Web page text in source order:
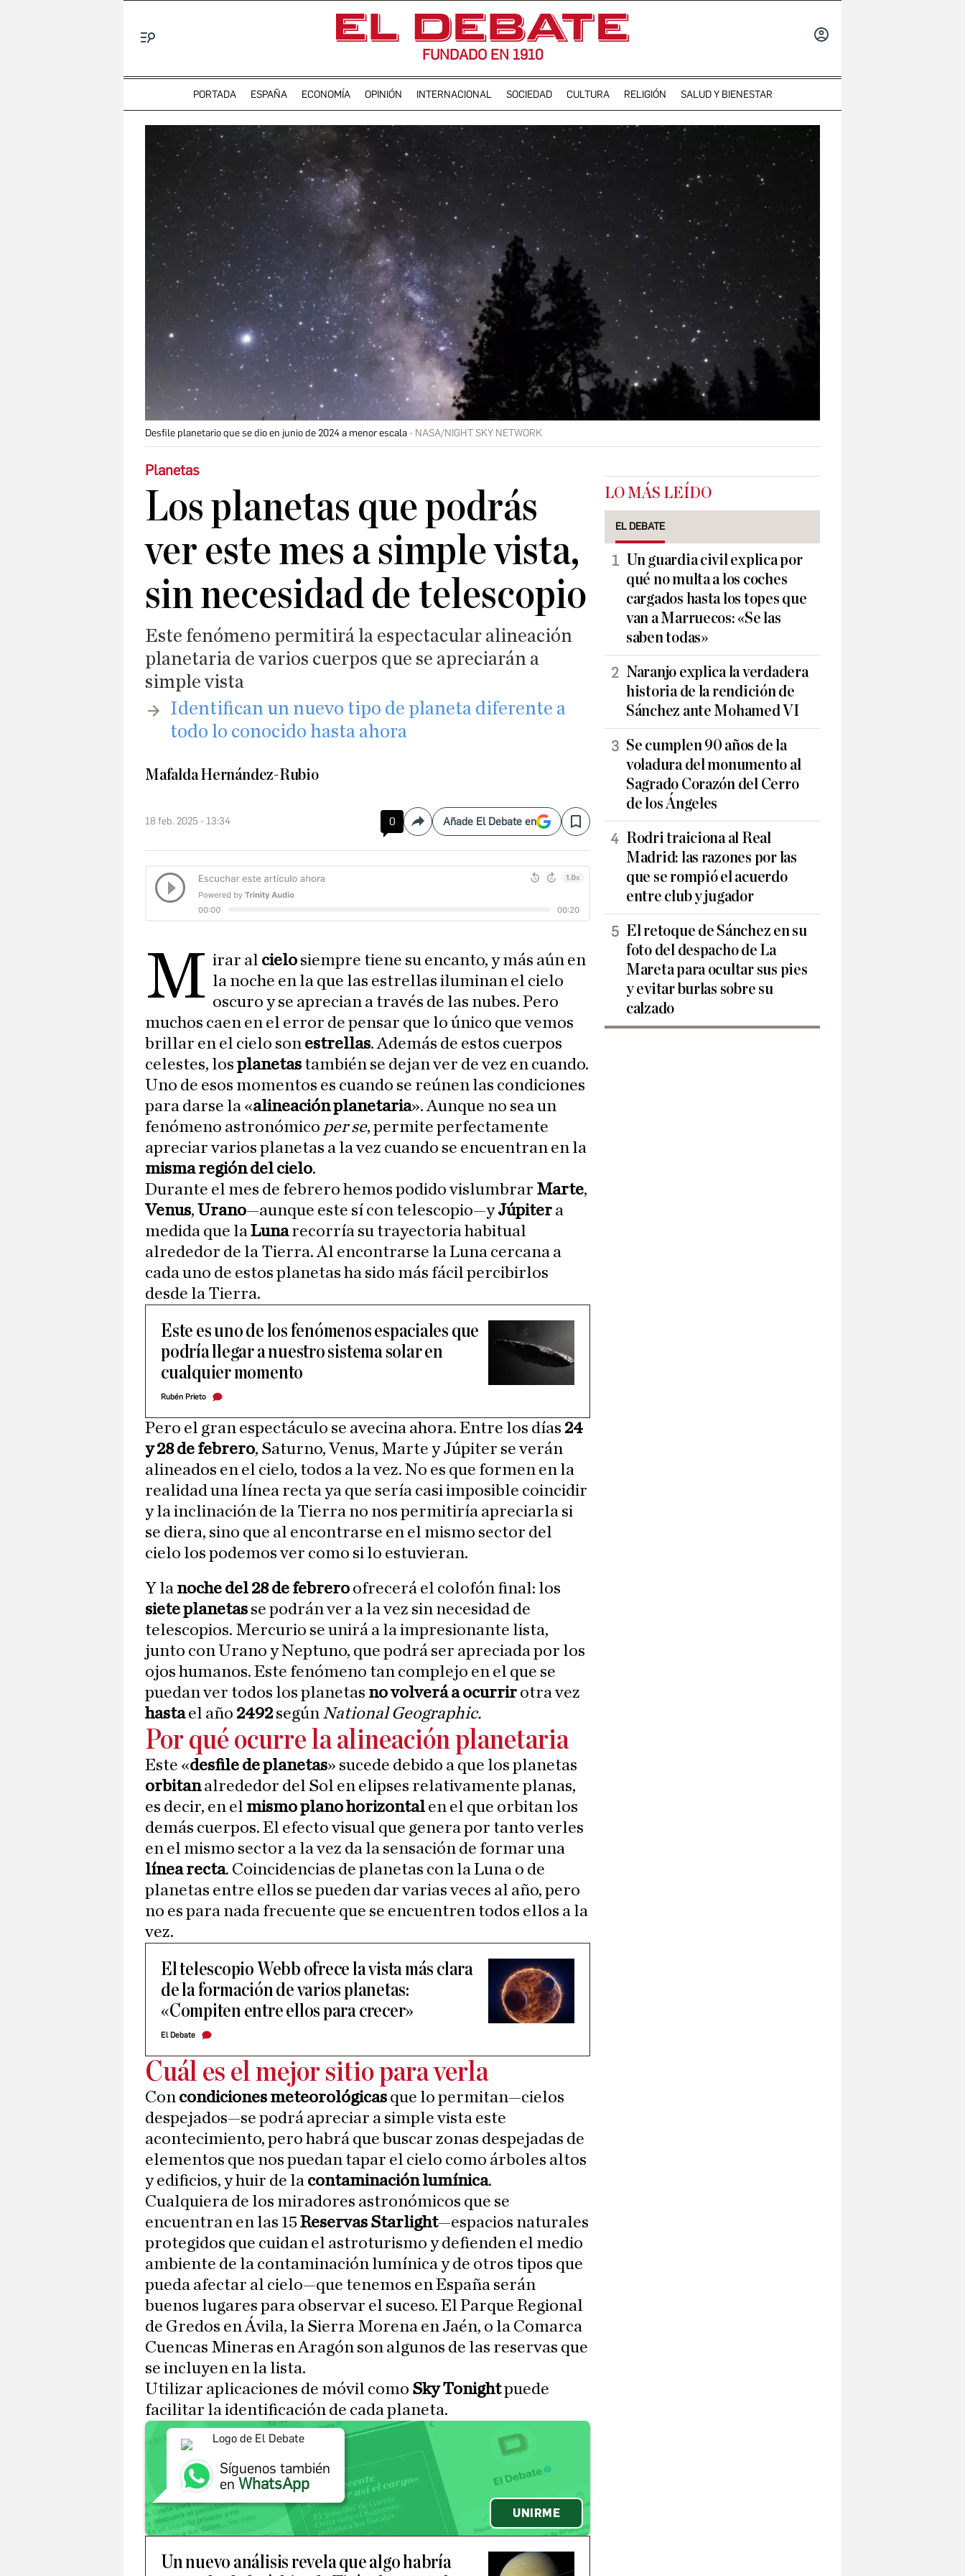
FUNDADO EN 1910
PORTADA ESPAÑA ECONOMÍA OPINIÓN INTERNACIONAL SOCIEDAD CULTURA RELIGIÓN SALUD Y BIENESTAR
Desfile planetario que se dio en junio de 2024 a menor escala NASA/NIGHT SKY NETWORK
Planetas
Los planetas que podrás
ver este mes a simple vista,
sin necesidad de telescopio
Este fenómeno permitirá la espectacular alineación
planetaria de varios cuerpos que se apreciarán a
simple vista
Identifican un nuevo tipo de planeta diferente a
todo lo conocido hasta ahora
Mafalda Hernández-Rubio
18 feb. 2025 - 13:34 0 CompartirAñade El Debate en Save
M irar al cielo siempre tiene su encanto, y más aún en
la noche en la que las estrellas iluminan el cielo
oscuro y se aprecian a través de las nubes. Pero
muchos caen en el error de pensar que lo único que vemos
brillar en el cielo son estrellas. Además de estos cuerpos
celestes, los planetas también se dejan ver de vez en cuando.
Uno de esos momentos es cuando se reúnen las condiciones
para darse la «alineación planetaria». Aunque no sea un
fenómeno astronómico per se, permite perfectamente
apreciar varios planetas a la vez cuando se encuentran en la
misma región del cielo.
Durante el mes de febrero hemos podido vislumbrar Marte,
Venus, Urano—aunque este sí con telescopio—yJúpiter a
medida que laLunarecorría su trayectoria habitual
alrededor de la Tierra. Al encontrarse la Luna cercana a
cada uno de estos planetas ha sido más fácil percibirlos
desde la Tierra.
Este es uno de los fenómenos espaciales que
podría llegar a nuestro sistema solar en
cualquier momento
Rubén Prieto
Pero el gran espectáculo se avecina ahora. Entre los días 24
y 28 de febrero, Saturno, Venus, Marte y Júpiter se verán
alineados en el cielo, todos a la vez. No es que formen en la
realidad una línea recta ya que sería casi imposible coincidir
y la inclinación de la Tierra no nos permitiría apreciarla si
se diera, sino que al encontrarse en el mismo sector del
cielo los podemos ver como si lo estuvieran.
Y la noche del 28 de febrero ofrecerá el colofón final: los
siete planetas se podrán ver a la vez sin necesidad de
telescopios. Mercurio se unirá a la impresionante lista,
junto con Urano y Neptuno, que podrá ser apreciada por los
ojos humanos. Este fenómeno tan complejo en el que se
puedan ver todos los planetas no volverá a ocurrir otra vez
hastael año 2492 según National Geographic.
Por qué ocurre la alineación planetaria
Este «desfile de planetas» sucede debido a que los planetas
orbitanalrededor del Sol en elipses relativamente planas,
es decir, en el mismo plano horizontal en el que orbitan los
demás cuerpos. El efecto visual que genera por tanto verles
en el mismo sector a la vez da la sensación de formar una
línea recta. Coincidencias de planetas con la Luna o de
planetas entre ellos se pueden dar varias veces al año, pero
no es para nada frecuente que se encuentren todos ellos a la
vez.
El telescopio Webb ofrece la vista más clara
de la formación de varios planetas:
«Compiten entre ellos para crecer»
El Debate
Cuál es el mejor sitio para verla
Con condiciones meteorológicas que lo permitan—cielos
despejados—se podrá apreciar a simple vista este
acontecimiento, pero habrá que buscar zonas despejadas de
elementos que nos puedan tapar el cielo como árboles altos
y edificios, y huir de la contaminación lumínica.
Cualquiera de los miradores astronómicos que se
encuentran en las 15Reservas Starlight—espacios naturales
protegidos que cuidan el astroturismo y defienden el medio
ambiente de la contaminación lumínica y de otros tipos que
pueda afectar al cielo—que tenemos en España serán
buenos lugares para observar el suceso. El Parque Regional
de Gredos en Ávila, la Sierra Morena en Jaén, o la Comarca
Cuencas Mineras en Aragón son algunos de las reservas que
se incluyen en la lista.
Utilizar aplicaciones de móvil como Sky Tonightpuede
facilitar la identificación de cada planeta.
Síguenos también
en WhatsApp
UNIRME
Un nuevo análisis revela que algo habría
LO MÁS LEÍDO
EL DEBATE
Un guardia civil explica por
qué no multa a los coches
cargados hasta los topes que
van a Marruecos: «Se las
saben todas»
Naranjo explica la verdadera
historia de la rendición de
Sánchez ante Mohamed VI
Se cumplen 90 años de la
voladura del monumento al
Sagrado Corazón del Cerro
de los Ángeles
Rodri traiciona al Real
Madrid: las razones por las
que se rompió el acuerdo
entre club y jugador
El retoque de Sánchez en su
foto del despacho de La
Mareta para ocultar sus pies
y evitar burlas sobre su
calzado